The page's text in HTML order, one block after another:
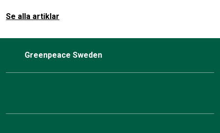
Se alla artiklar
Greenpeace Sweden